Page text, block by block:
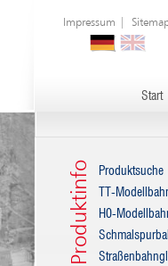
Impressum
Start
Produktinfo
Produktsuche
TT-
H0-